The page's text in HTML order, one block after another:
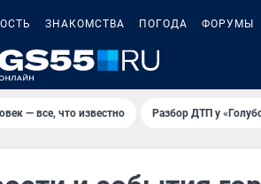
ЗНАКОМСТВА ПОГОДА ФОРУМЫ
— все, что известно Разбор ДТП у